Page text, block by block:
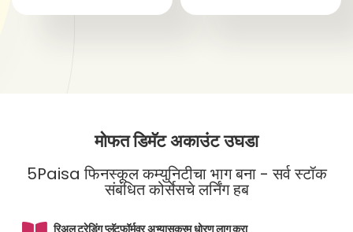
मोफत डिमॅट अकाउंट उघडा
5Paisa फिनस्कूल कम्युनिटीचा भाग बना - सर्व स्टॉक
संबंधित कोर्सेसचे लर्निंग हब